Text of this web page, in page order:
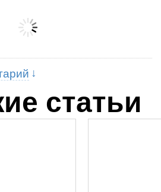
статьи